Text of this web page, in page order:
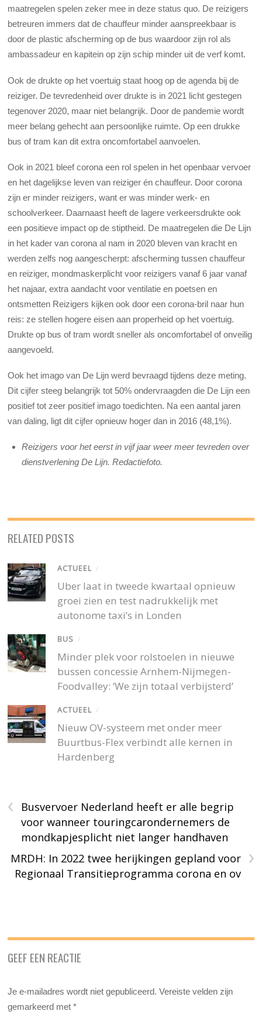
maatregelen spelen zeker mee in deze status quo. De reizigers
betreuren immers dat de chauffeur minder aanspreekbaar is
door de plastic afscherming op de bus waardoor zijn rol als
ambassadeur en kapitein op zijn schip minder uit de verf komt.
Ook de drukte op het voertuig staat hoog op de agenda bij de
reiziger. De tevredenheid over drukte is in 2021 licht gestegen
tegenover 2020, maar niet belangrijk. Door de pandemie wordt
meer belang gehecht aan persoonlijke ruimte. Op een drukke
bus of tram kan dit extra oncomfortabel aanvoelen.
Ook in 2021 bleef corona een rol spelen in het openbaar vervoer
en het dagelijkse leven van reiziger én chauffeur. Door corona
zijn er minder reizigers, want er was minder werk- en
schoolverkeer. Daarnaast heeft de lagere verkeersdrukte ook
een positieve impact op de stiptheid. De maatregelen die De Lijn
in het kader van corona al nam in 2020 bleven van kracht en
werden zelfs nog aangescherpt: afscherming tussen chauffeur
en reiziger, mondmaskerplicht voor reizigers vanaf 6 jaar vanaf
het najaar, extra aandacht voor ventilatie en poetsen en
ontsmetten Reizigers kijken ook door een corona-bril naar hun
reis: ze stellen hogere eisen aan properheid op het voertuig.
Drukte op bus of tram wordt sneller als oncomfortabel of onveilig
aangevoeld.
Ook het imago van De Lijn werd bevraagd tijdens deze meting.
Dit cijfer steeg belangrijk tot 50% ondervraagden die De Lijn een
positief tot zeer positief imago toedichten. Na een aantal jaren
van daling, ligt dit cijfer opnieuw hoger dan in 2016 (48,1%).
Reizigers voor het eerst in vijf jaar weer meer tevreden over
dienstverlening De Lijn.Redactiefoto.
RELATED POSTS
ACTUEEL /
Uber laat in tweede kwartaal opnieuw
groei zien en test nadrukkelijk met
autonome taxi’s in Londen
BUS /
Minder plek voor rolstoelen in nieuwe
bussen concessie Arnhem-Nijmegen-
Foodvalley: ‘We zijn totaal verbijsterd’
ACTUEEL /
Nieuw OV-systeem met onder meer
Buurtbus-Flex verbindt alle kernen in
Hardenberg
‹
Busvervoer Nederland heeft er alle begrip
voor wanneer touringcarondernemers de
mondkapjesplicht niet langer handhaven
›
MRDH: In 2022 twee herijkingen gepland voor
Regionaal Transitieprogramma corona en ov
GEEF EEN REACTIE
Je e-mailadres wordt niet gepubliceerd. Vereiste velden zijn
gemarkeerd met*